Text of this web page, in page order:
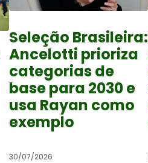
Seleção Brasileira:
Ancelotti prioriza
categorias de
base para 2030 e
usa Rayan como
exemplo
30/07/2026